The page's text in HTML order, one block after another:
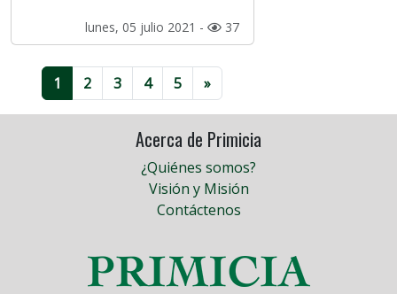
lunes, 05 julio 2021 - 37
1 2 3 4 5 »
Acerca de Primicia
¿Quiénes somos?
Visión y Misión
Contáctenos